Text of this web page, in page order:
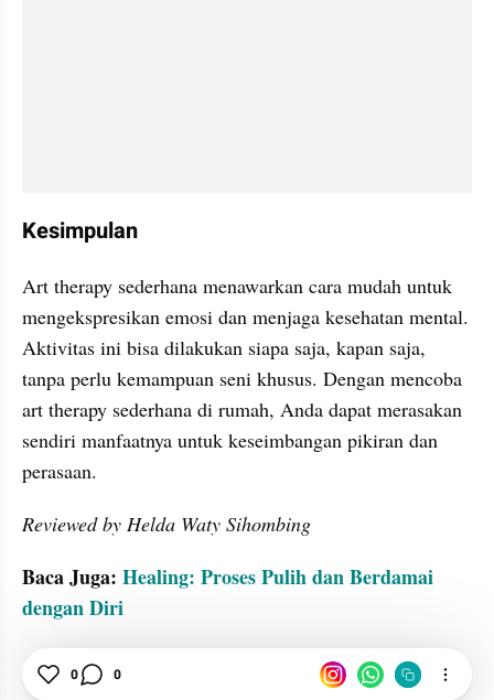
Kesimpulan
Art therapy sederhana menawarkan cara mudah untuk
mengekspresikan emosi dan menjaga kesehatan mental.
Aktivitas ini bisa dilakukan siapa saja, kapan saja,
tanpa perlu kemampuan seni khusus. Dengan mencoba
art therapy sederhana di rumah, Anda dapat merasakan
sendiri manfaatnya untuk keseimbangan pikiran dan
perasaan.
Reviewed by Helda Waty Sihombing
Baca Juga: Healing: Proses Pulih dan Berdamai
dengan Diri
Terapi
Psikologi
0 0